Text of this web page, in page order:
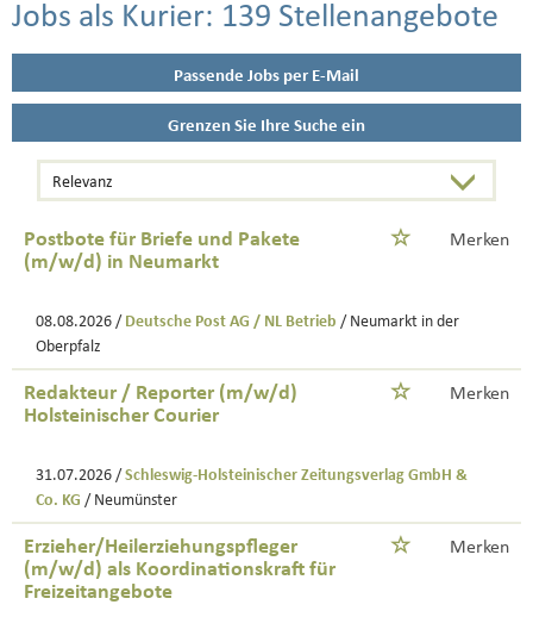
Jobs als Kurier: 139 Stellenangebote
Passende Jobs per E-Mail
Grenzen Sie Ihre Suche ein
Postbote für Briefe und Pakete
(m/w/d) in Neumarkt
Merken
08.08.2026 / Deutsche Post AG / NL Betrieb / Neumarkt in der
Oberpfalz
Redakteur / Reporter (m/w/d)
Holsteinischer Courier
Merken
31.07.2026 / Schleswig-Holsteinischer Zeitungsverlag GmbH &
Co. KG / Neumünster
Erzieher/Heilerziehungspfleger
(m/w/d) als Koordinationskraft für
Freizeitangebote
Merken